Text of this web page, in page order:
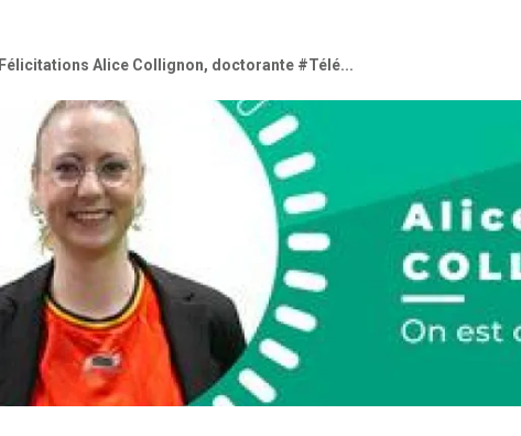
Félicitations Alice Collignon, doctorante #Télé...